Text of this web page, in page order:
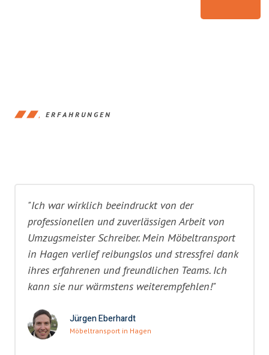
ERFAHRUNGEN
"Ich war wirklich beeindruckt von der
professionellen und zuverlässigen Arbeit von
Umzugsmeister Schreiber. Mein Möbeltransport
in Hagen verlief reibungslos und stressfrei dank
ihres erfahrenen und freundlichen Teams. Ich
kann sie nur wärmstens weiterempfehlen!"
Jürgen Eberhardt
Möbeltransport in Hagen